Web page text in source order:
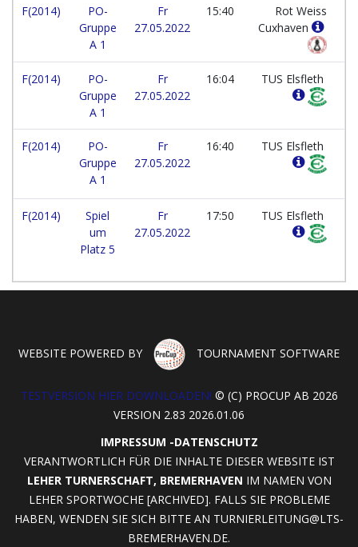
F(2014)
PO-
Gruppe
A 1
Fr
27.05.2022
15:40
Rot Weiss
Cuxhaven
F(2014)
PO-
Gruppe
A 1
Fr
27.05.2022
16:04 TUS Elsfleth
F(2014)
PO-
Gruppe
A 1
Fr
27.05.2022
16:40 TUS Elsfleth
F(2014)
Spiel
um
Platz 5
Fr
27.05.2022
17:50 TUS Elsfleth
WEBSITE POWERED BY TOURNAMENT SOFTWARE
TESTVERSION HIER DOWNLOADEN! © (C) PROCUP AB 2026
VERSION 2.83 2026.01.06
IMPRESSUM -DATENSCHUTZ
VERANTWORTLICH FÜR DIE INHALTE DIESER WEBSITE IST
LEHER TURNERSCHAFT, BREMERHAVEN IM NAMEN VON
LEHER SPORTWOCHE [ARCHIVED]. FALLS SIE PROBLEME
HABEN, WENDEN SIE SICH BITTE AN TURNIERLEITUNG@LTS-
BREMERHAVEN.DE.